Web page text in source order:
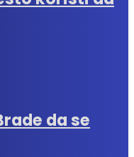
da se